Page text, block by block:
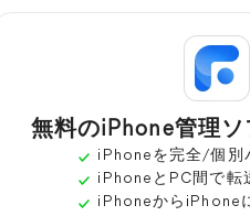
無料のiPhone管理ソ
iPhoneを完全/個別
iPhoneとPC間で転
iPhoneからiPhone